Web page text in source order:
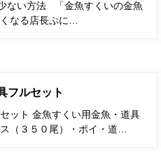
い方法 「金魚すくいの金魚
なる店長ぷに…
フルセット
ット 金魚すくい用金魚・道具
（３５０尾）・ポイ・道…